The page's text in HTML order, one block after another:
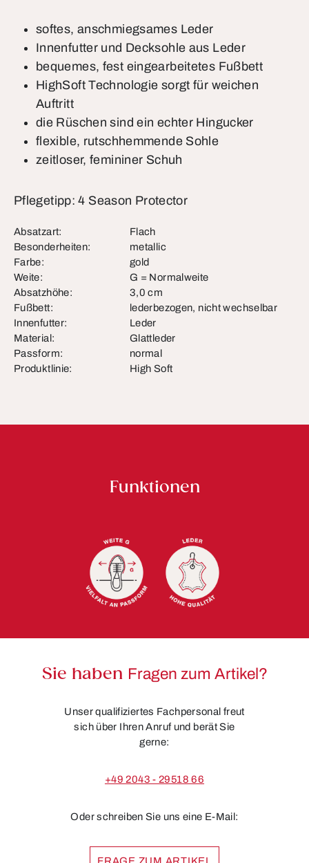
softes, anschmiegsames Leder
Innenfutter und Decksohle aus Leder
bequemes, fest eingearbeitetes Fußbett
HighSoft Technologie sorgt für weichen
Auftritt
die Rüschen sind ein echter Hingucker
flexible, rutschhemmende Sohle
zeitloser, femininer Schuh
Pflegetipp: 4 Season Protector
Absatzart:
Flach
Besonderheiten:
metallic
Farbe:
gold
Weite:
G = Normalweite
Absatzhöhe:
3,0 cm
Fußbett:
lederbezogen, nicht wechselbar
Innenfutter:
Leder
Material:
Glattleder
Passform:
normal
Produktlinie:
High Soft
Funktionen
Sie haben Fragen zum Artikel?
Unser qualifiziertes Fachpersonal freut
sich über Ihren Anruf und berät Sie
gerne:
+49 2043 - 29518 66
Oder schreiben Sie uns eine E-Mail: